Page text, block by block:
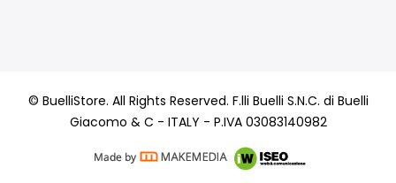
© BuelliStore. All Rights Reserved. F.lli Buelli S.N.C. di Buelli
Giacomo & C - ITALY - P.IVA 03083140982